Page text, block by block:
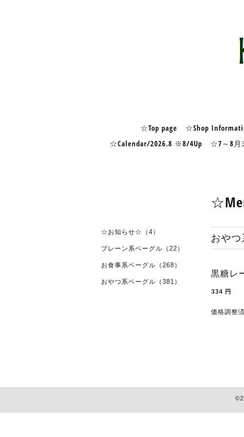
☆Top page ☆Shop
☆Calendar/2026.8 ※8/4Up
☆7～8月
おや
黒糖レ
334 円
価格調整済
☆お知らせ☆（4）
プレーン系ベーグル（22）
お食事系ベーグル（268）
おやつ系ベーグル（381）